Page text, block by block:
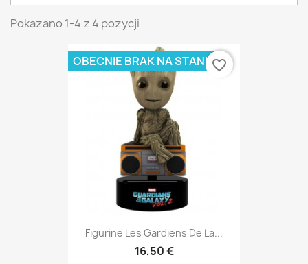
Pokazano 1-4 z 4 pozycji
Figurine Les Gardiens De La...
16,50 €
OBECNIE BRAK NA STANIEfavorite_border